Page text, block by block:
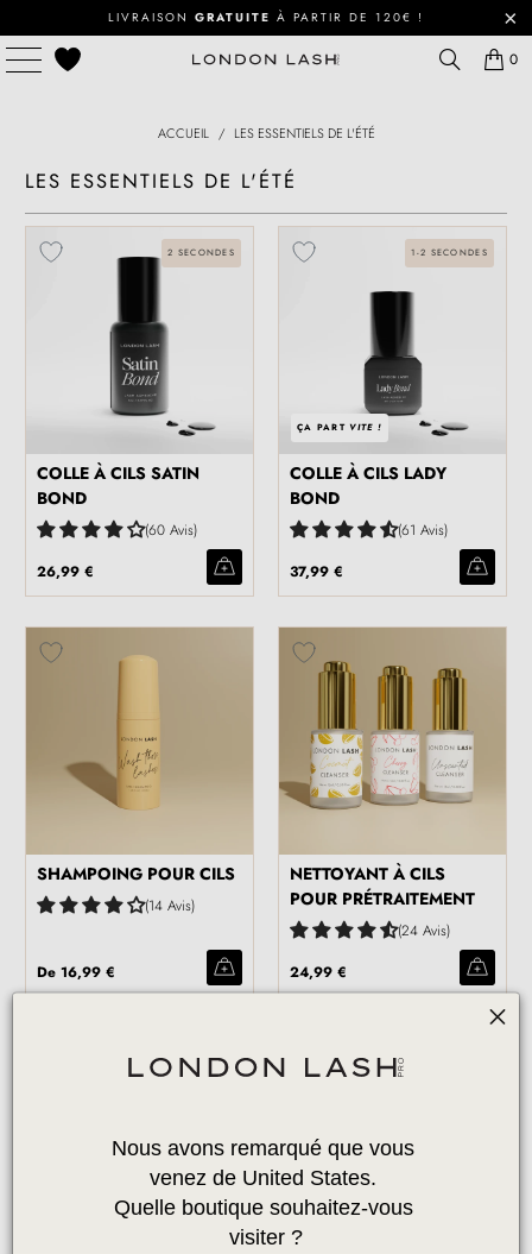
LIVRAISON GRATUITE À PARTIR DE 120€ !
0
ACCUEIL / LES ESSENTIELS DE L'ÉTÉ
LES ESSENTIELS DE L'ÉTÉ
2 SECONDES
COLLE À CILS SATIN
BOND
60 Avis
26,99 €
ÇA PART VITE !
1-2 SECONDES
COLLE À CILS LADY
BOND
61 Avis
37,99 €
SHAMPOING POUR CILS
14 Avis
De16,99 €
NETTOYANT À CILS
POUR PRÉTRAITEMENT
24 Avis
24,99 €
ÇA PART
Nous avons remarqué que vous
venez de United States.
Quelle boutique souhaitez-vous
visiter ?